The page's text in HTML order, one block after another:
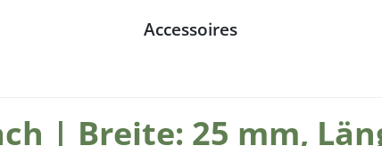
Accessoires
| Breite: 25 mm,